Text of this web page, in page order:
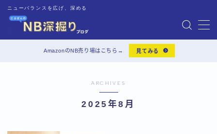
ニューバランスを広げ、深める
MENU
AmazonのNB売り場はこちら→ 見てみる
ARCHIVES
2025年8月